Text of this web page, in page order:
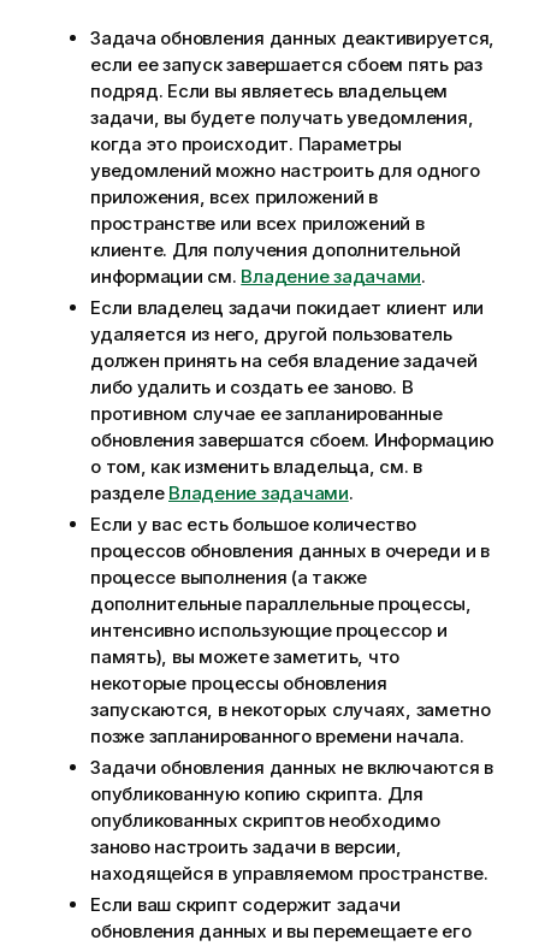
Задача обновления данных деактивируется,
если ее запуск завершается сбоем пять раз
подряд. Если вы являетесь владельцем
задачи, вы будете получатьуведомления
когда это происходит. Параметры
уведомлений можно настроить для одного
приложения, всех приложений в
пространстве или всех приложений в
клиенте. Для получения дополнительной
информации см. Владение задачами.
Если владелец задачи покидает клиент или
удаляется из него, другой пользователь
должен принять на себя владение задачей
либо удалить и создать ее заново. В
противном случае ее запланированные
обновления завершатся сбоем. Информацию
о том, как изменить владельца, см. в
разделе Владение задачами.
Если у вас есть большое количество
процессов обновления данных в очереди и в
процессе выполнения (а также
дополнительные параллельные процессы,
интенсивно использующие процессор и
память), вы можете заметить, что
некоторые процессы обновления
запускаются, в некоторых случаях, заметно
позже запланированного времени начала.
Задачи обновления данных не включаются в
опубликованную копию скрипта. Для
опубликованных скриптов необходимо
заново настроить задачи в версии,
находящейся в управляемом пространстве.
Если ваш скрипт содержит задачи
обновления данных и вы перемещаете его